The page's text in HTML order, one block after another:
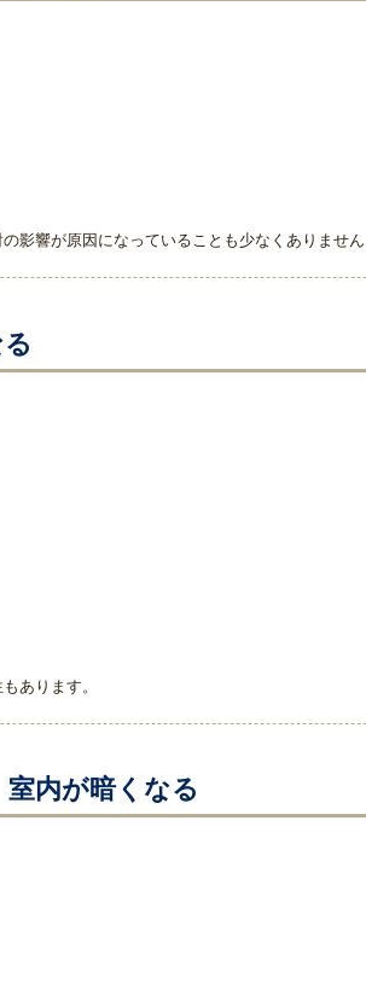
影響が原因になっていることも少なくありません
あります。
内が暗くなる